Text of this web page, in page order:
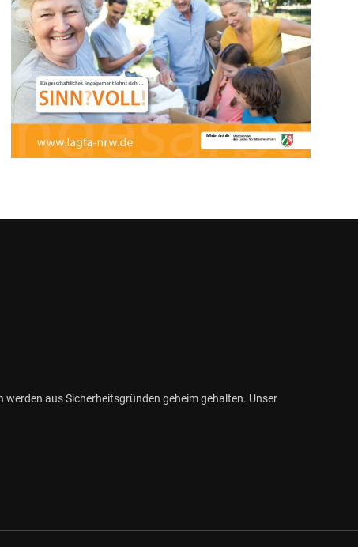
aus Sicherheitsgründen geheim gehalten. Unser